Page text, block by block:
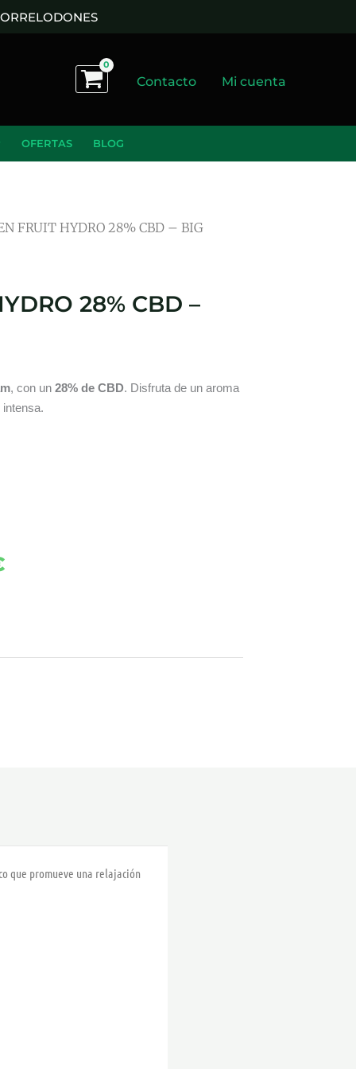
Contacto Mi cuenta
OFERTAS BLOG
FRUIT HYDRO 28% CBD – BIG
28% CBD –
, con un 28% de CBD. Disfruta de un aroma
que promueve una relajación